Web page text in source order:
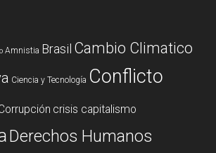
Amnistia Brasil Cambio Climatico
Ciencia y Tecnología Conflicto
crisis capitalismo
Derechos Humanos